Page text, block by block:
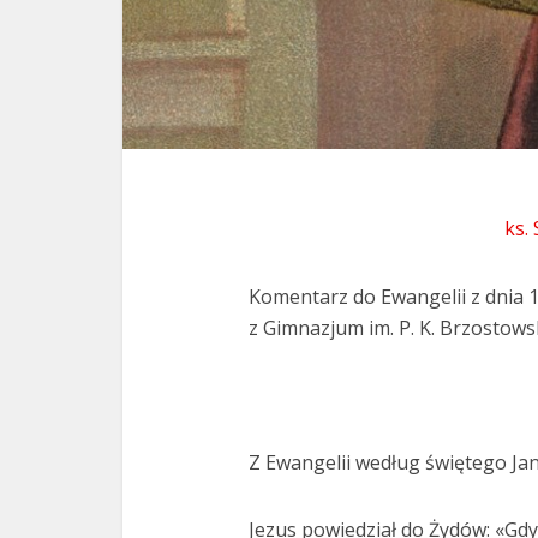
ks.
Komentarz do Ewangelii z dnia
z Gimnazjum im. P. K.
Z Ewangelii według świętego
Jezus powiedział do Żydów: